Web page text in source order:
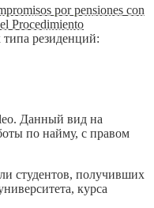
por pensiones con
Procedimiento
резиденций:
Данный вид на
по найму, с правом
студентов, получивших
курса